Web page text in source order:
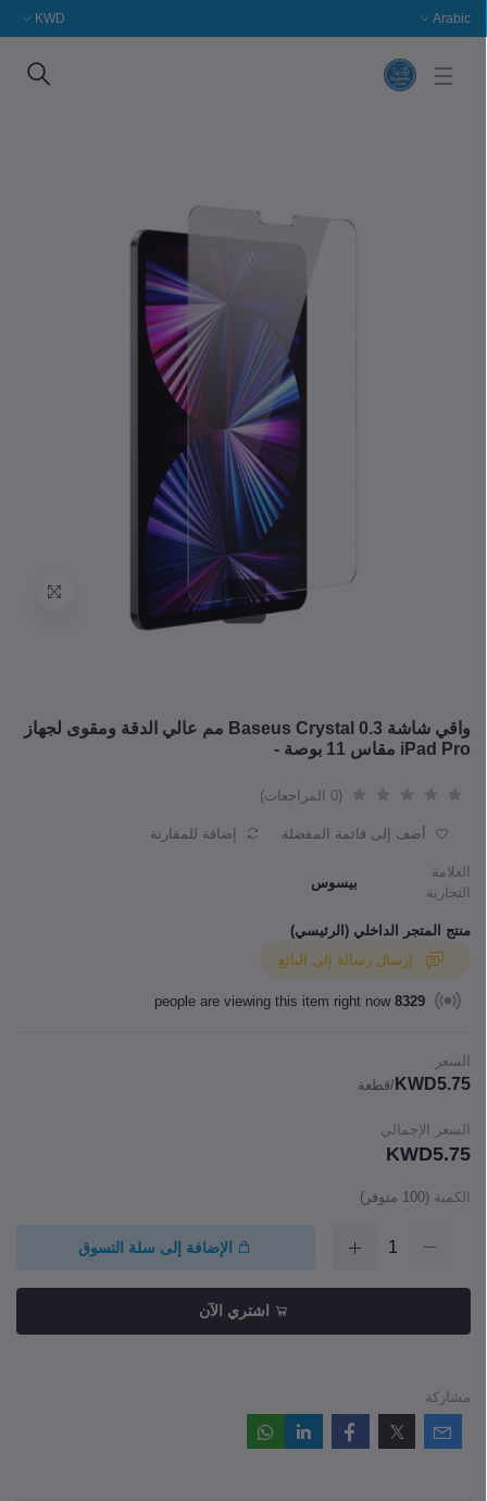
Arabic
KWD
واقي شاشة Baseus Crystal 0.3 مم عالي الدقة ومقوى لجهاز
iPad Pro مقاس 11 بوصة -
(0 المراجعات)
أضف إلى قائمة المفضلة إضافة للمقارنة
العلامة
التجارية
بيسوس
منتج المتجر الداخلي (الرئيسي)
8329
people are viewing this item right now
السعر
KWD5.75 /قطعة
السعر الإجمالي
KWD5.75
الكمية (
100 متوفر)
الإضافة إلى سلة التسوق
اشتري الآن
مشاركة